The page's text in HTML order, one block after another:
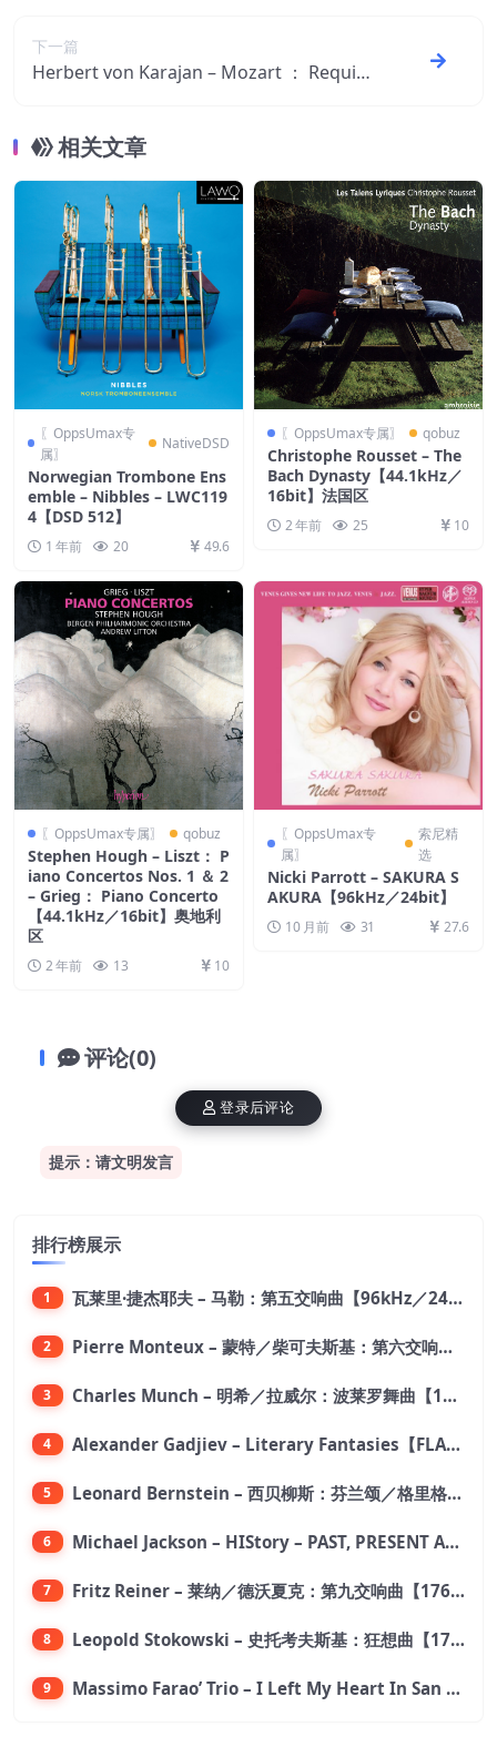
下一篇
Herbert von Karajan – Mozart ： Requie
相关文章
〖OppsUmax专
属〗
NativeDSD
Norwegian Trombone Ens
emble – Nibbles – LWC119
4【DSD 512】
1 年前 20 49.6
〖OppsUmax专属〗 qobuz
Christophe Rousset – The
Bach Dynasty【44.1kHz／
16bit】法国区
2 年前 25 10
〖OppsUmax专属〗 qobuz
Stephen Hough – Liszt： P
iano Concertos Nos. 1 ＆ 2
– Grieg： Piano Concerto
【44.1kHz／16bit】奥地利
区
2 年前 13 10
〖OppsUmax专
属〗
索尼精
选
Nicki Parrott – SAKURA S
AKURA【96kHz／24bit】
10 月前 31 27.6
评论(0)
提示：请文明发言
登录后评论
排行榜展示
1 瓦莱里·捷杰耶夫 – 马勒：第五交响曲【96kHz／24bit】
2 Pierre Monteux – 蒙特／柴可夫斯基：第六交响曲【176.4kHz／24bit】
3 Charles Munch – 明希／拉威尔：波莱罗舞曲【176.4kHz／24bit】
4 Alexander Gadjiev – Literary Fantasies【FLAC 192】
5 Leonard Bernstein – 西贝柳斯：芬兰颂／格里格：培尔·金特组曲【44.1kHz／24bit】
6 Michael Jackson – HIStory – PAST, PRESENT AND FUTURE – BOOK I【96kHz／24bit】
7 Fritz Reiner – 莱纳／德沃夏克：第九交响曲【176.4kHz／24bit】
8 Leopold Stokowski – 史托考夫斯基：狂想曲【176.4kHz／24bit】
9 Massimo Farao’ Trio – I Left My Heart In San Francisco (2.8MHz DSD)【2.8MHz／1bit】